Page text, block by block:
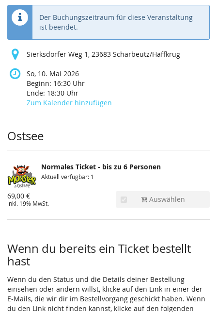
Der Buchungszeitraum für diese Veranstaltung
ist beendet.
Sierksdorfer Weg 1, 23683 Scharbeutz/Haffkrug
So, 10. Mai 2026
Beginn: 16:30 Uhr
Ende: 18:30 Uhr
Zum Kalender hinzufügen
Produkte
Ostsee
Normales Ticket - bis zu 6 Personen
Aktuell verfügbar: 1
69,00 €
inkl. 19% MwSt. Auswählen
Wenn du bereits ein Ticket bestellt
hast
Wenn du den Status und die Details deiner Bestellung
einsehen oder ändern willst, klicke auf den Link in einer der
E-Mails, die wir dir im Bestellvorgang geschickt haben. Wenn
du den Link nicht finden kannst, klicke auf den folgenden